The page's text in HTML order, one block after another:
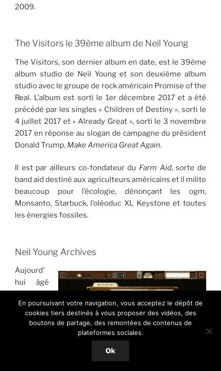
2009.
The Visitors le 39ème album de Neil Young
The Visitors, son dernier album en date, est le 39ème
album studio de Neil Young et son deuxième album
studio avec le groupe de rock américain Promise of the
Real. L’album est sorti le 1er décembre 2017 et a été
précédé par les singles « Children of Destiny », sorti le
4 juillet 2017 et « Already Great », sorti le 3 novembre
2017 en réponse au slogan de campagne du président
Donald Trump, Make America Great Again.
Il est par ailleurs co-fondateur du Farm Aid, sorte de
band aid destiné aux agriculteurs américains et il milite
beaucoup pour l’écologie, dénonçant les ogm,
Monsanto, Starbuck, l’oléoduc XL Keystone et toutes
les énergies fossiles.
Neil Young Archives
Aujourd’
hui âgé
ans, Neil
Young
En poursuivant votre navigation, vous acceptez le dépôt de
cookies tiers destinés à vous proposer des vidéos, des
boutons de partage, des remontées de contenus de
plateformes sociales.
Ok